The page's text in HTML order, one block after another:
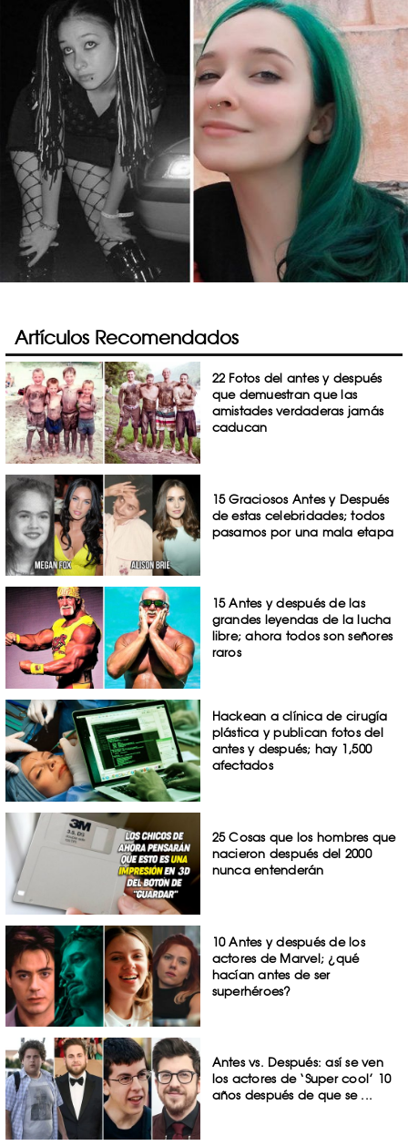
Artículos Recomendados
22 Fotos del antes y después
que demuestran que las
amistades verdaderas jamás
caducan
15 Graciosos Antes y Después
de estas celebridades; todos
pasamos por una mala etapa
15 Antes y después de las
grandes leyendas de la lucha
libre; ahora todos son señores
raros
Hackean a clínica de cirugía
plástica y publican fotos del
antes y después; hay 1,500
afectados
25 Cosas que los hombres que
nacieron después del 2000
nunca entenderán
10 Antes y después de los
actores de Marvel; ¿qué
hacían antes de ser
superhéroes?
Antes vs. Después: así se ven
los actores de ‘Super cool’ 10
años después de que se ...